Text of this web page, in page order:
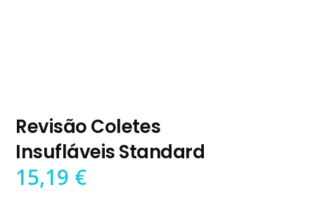
Revisão Coletes
Insufláveis Standard
15,19 €